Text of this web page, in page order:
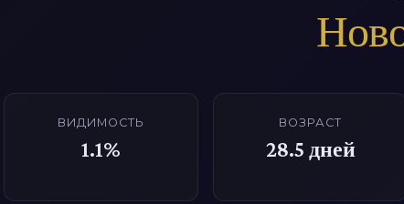
ВИДИМОСТЬ
1.1%
ВОЗРАСТ
28.5 дней